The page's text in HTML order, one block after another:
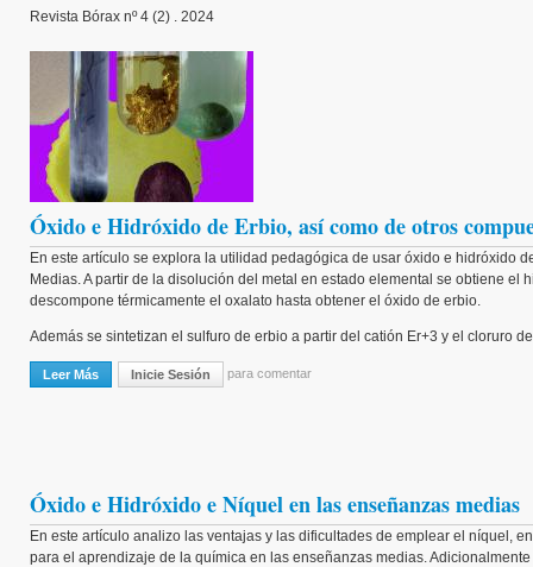
Revista Bórax nº 4 (2) . 2024
Óxido e Hidróxido de Erbio, así como de otros
En este artículo se explora la utilidad pedagógica de usar óxido e hidróxido
Medias. A partir de la disolución del metal en estado elemental se obtiene el
descompone térmicamente el oxalato hasta obtener el óxido de erbio.
Además se sintetizan el sulfuro de erbio a partir del catión Er+3 y el cloruro
Leer Más Sobre Óxido E Hidróxido De Erbio, Así Como De Otros Compuestos
Inicie Sesión para comentar
Óxido e Hidróxido e Níquel en las enseñanzas medias
En este artículo analizo las ventajas y las dificultades de emplear el níquel,
para el aprendizaje de la química en las enseñanzas medias.